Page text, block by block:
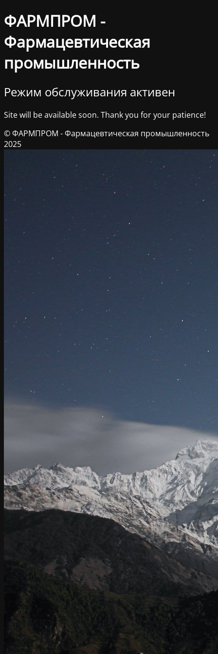
ФАРМПРОМ -
Фармацевтическая
промышленность
Режим обслуживания активен
Site will be available soon. Thank you for your patience!
© ФАРМПРОМ - Фармацевтическая промышленность
2025